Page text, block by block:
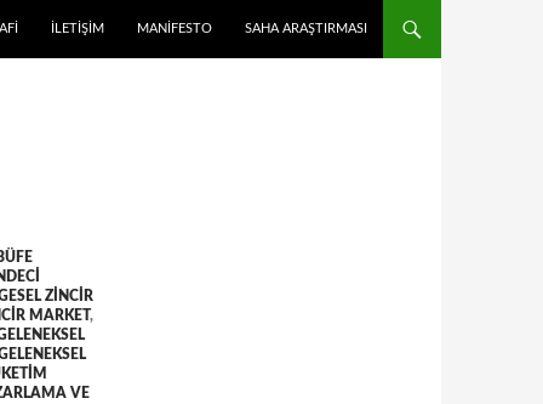
İLETIŞIM MANIFESTO SAHA ARAŞTIRMASI
ZINCIR
MARKET,
VE